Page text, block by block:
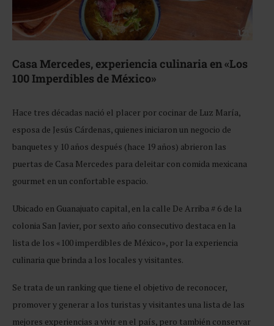
Casa Mercedes, experiencia culinaria en «Los
100 Imperdibles de México»
Hace tres décadas nació el placer por cocinar de Luz María,
esposa de Jesús Cárdenas, quienes iniciaron un negocio de
banquetes y 10 años después (hace 19 años) abrieron las
puertas de Casa Mercedes para deleitar con comida mexicana
gourmet en un confortable espacio.
Ubicado en Guanajuato capital, en la calle De Arriba # 6 de la
colonia San Javier, por sexto año consecutivo destaca en la
lista de los «100 imperdibles de México», por la experiencia
culinaria que brinda a los locales y visitantes.
Se trata de un ranking que tiene el objetivo de reconocer,
promover y generar a los turistas y visitantes una lista de las
mejores experiencias a vivir en el país, pero también conservar